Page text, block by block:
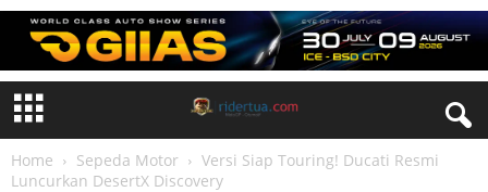
Home Sepeda Motor
Versi Siap Touring! Ducati Resmi
Luncurkan DesertX Discovery